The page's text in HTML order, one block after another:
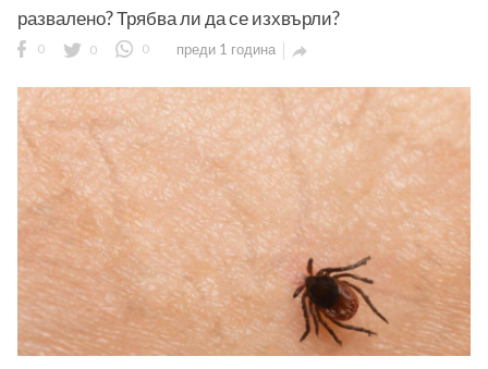
развалено? Трябва ли да се изхвърли?
0 0 0 преди 1 година 